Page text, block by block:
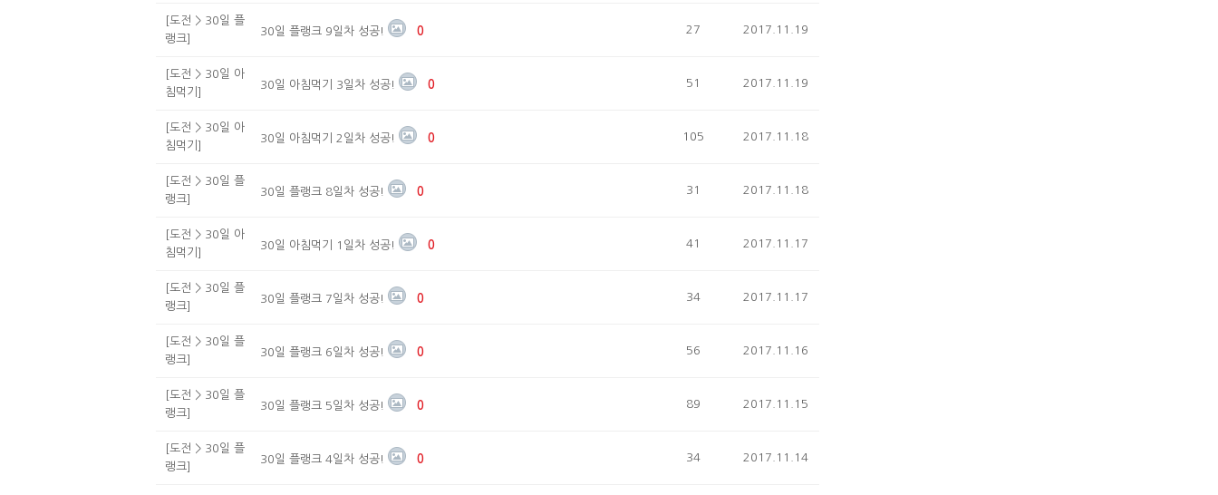
[도전 > 30일 플
랭크]
30일 플랭크 9일차 성공! 0 27 2017.11.19
[도전 > 30일 아
침먹기]
30일 아침먹기 3일차 성공! 0 51 2017.11.19
[도전 > 30일 아
침먹기]
30일 아침먹기 2일차 성공! 0 105 2017.11.18
[도전 > 30일 플
랭크]
30일 플랭크 8일차 성공! 0 31 2017.11.18
[도전 > 30일 아
침먹기]
30일 아침먹기 1일차 성공! 0 41 2017.11.17
[도전 > 30일 플
랭크]
30일 플랭크 7일차 성공! 0 34 2017.11.17
[도전 > 30일 플
랭크]
30일 플랭크 6일차 성공! 0 56 2017.11.16
[도전 > 30일 플
랭크]
30일 플랭크 5일차 성공! 0 89 2017.11.15
[도전 > 30일 플
랭크]
30일 플랭크 4일차 성공! 0 34 2017.11.14